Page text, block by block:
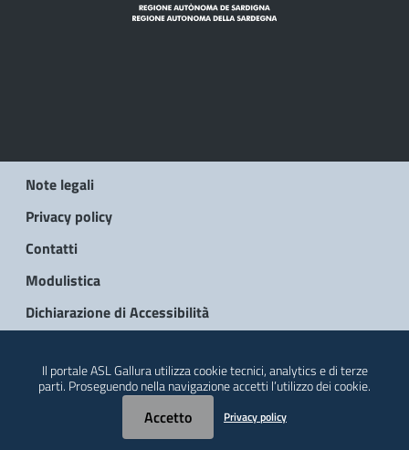
Note legali
Privacy policy
Contatti
Modulistica
Dichiarazione di Accessibilità
Il portale ASL Gallura utilizza cookie tecnici, analytics e di terze
parti. Proseguendo nella navigazione accetti l’utilizzo dei cookie.
Accetto Privacy policy